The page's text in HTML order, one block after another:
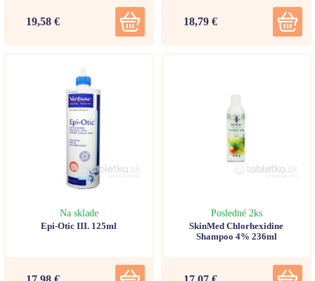
19,58 € 18,79 €
Na sklade
Epi-Otic III. 125ml
Posledné 2ks
SkinMed Chlorhexidine
Shampoo 4% 236ml